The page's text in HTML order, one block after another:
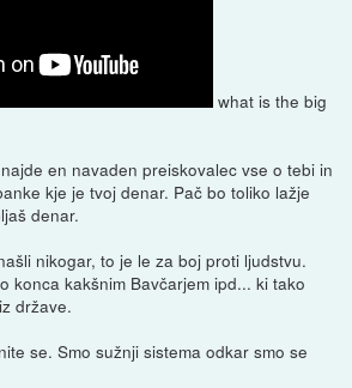
what is the big
en navaden preiskovalec vse o tebi in
kje je tvoj denar. Pač bo toliko lažje
denar.
nikogar, to je le za boj proti ljudstvu.
konca kakšnim Bavčarjem ipd... ki tako
države.
se. Smo sužnji sistema odkar smo se